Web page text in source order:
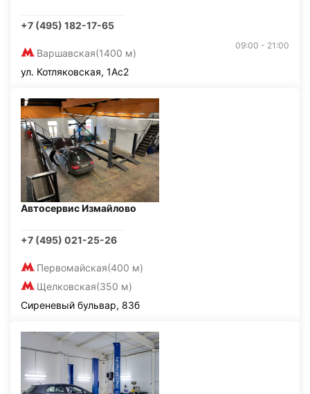
+7 (495) 182-17-65
Варшавская(1400 м)
09:00 - 21:00
ул. Котляковская, 1Ас2
Автосервис Измайлово
+7 (495) 021-25-26
Первомайская(400 м)
Щелковская(350 м)
Сиреневый бульвар, 83б